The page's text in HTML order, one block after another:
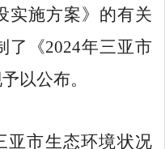
实施方案》的有关
了《2024年三亚市
以公布。
亚市生态环境状况